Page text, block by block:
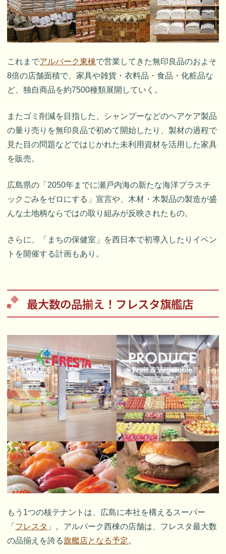
これまでアルパーク東棟で営業してきた無印良品のおよそ
8倍の店舗面積で、家具や雑貨・衣料品・食品・化粧品な
ど、独自商品を約7500種類展開していく。
またゴミ削減を目指した、シャンプーなどのヘアケア製品
の量り売りを無印良品で初めて開始したり、製材の過程で
見た目の問題などではじかれた未利用資材を活用した家具
を販売。
広島県の「2050年までに瀬戸内海の新たな海洋プラスチ
ックごみをゼロにする」宣言や、木材・木製品の製造が盛
んな土地柄ならではの取り組みが反映されたもの。
さらに、「まちの保健室」を西日本で初導入したりイベン
トを開催する計画もあり。
最大数の品揃え！フレスタ旗艦店
もう1つの核テナントは、広島に本社を構えるスーパー
「 フレスタ 」。アルパーク西棟の店舗は、フレスタ最大数
の品揃えを誇る旗艦店となる予定。